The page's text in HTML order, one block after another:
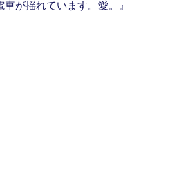
が揺れています。愛。』